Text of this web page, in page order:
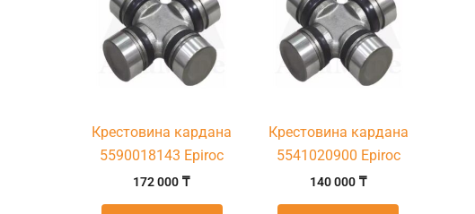
Крестовина кардана
5590018143 Epiroc
172 000 ₸
Крестовина кардана
5541020900 Epiroc
140 000 ₸